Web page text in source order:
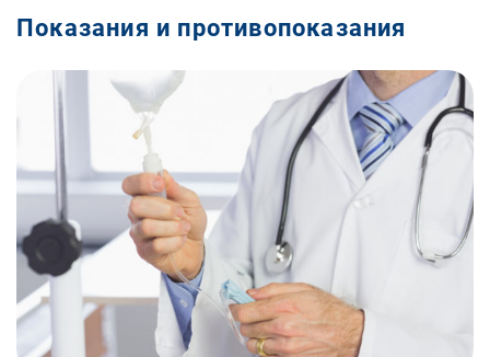
Показания и противопоказания